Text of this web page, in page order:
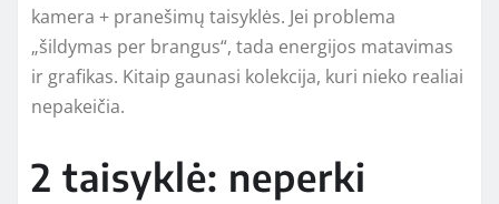
kamera + pranešimų taisyklės. Jei problema
„šildymas per brangus“, tada energijos matavimas
ir grafikas. Kitaip gaunasi kolekcija, kuri nieko realiai
nepakeičia.
2 taisyklė: neperki